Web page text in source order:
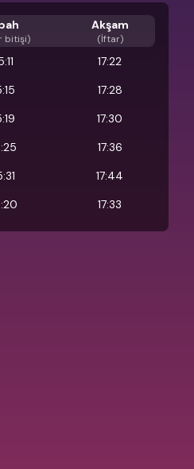
bitişi)
Akşam
(İftar)
17:22
17:28
17:30
17:36
17:44
17:33